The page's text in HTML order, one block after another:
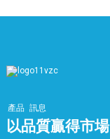
產品 訊息
以品質贏得市